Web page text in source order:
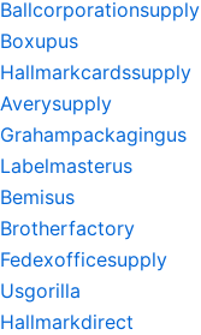
Ballcorporationsupply
Boxupus
Hallmarkcardssupply
Averysupply
Grahampackagingus
Labelmasterus
Bemisus
Brotherfactory
Fedexofficesupply
Usgorilla
Hallmarkdirect